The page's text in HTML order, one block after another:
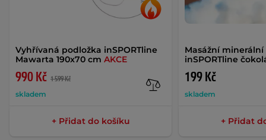
Vyhřívaná podložka inSPORTline
Mawarta 190x70 cm AKCE
990 Kč 1 599 Kč
skladem
+ Přidat do košíku
Masážní minerální
inSPORTline
199 Kč
skladem
+ Přidat